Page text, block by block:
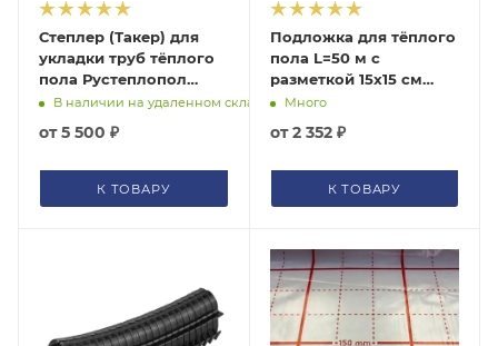
Степлер (Такер) для
укладки труб тёплого
пола Рустеплопол
RT1620T
В наличии на удаленном складе
от5 500 ₽
К ТОВАРУ
Подложка для тёплого
пола L=50 м с
разметкой 15х15 см
(рулон 50 м2, 100 мкм)
Много
от2 352 ₽
К ТОВАРУ